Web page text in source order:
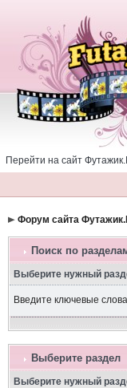
Перейти на сайт
Форум сайта
Поиск по
Выберите нужный
Введите ключевые
Выберите раздел
Выберите нужный